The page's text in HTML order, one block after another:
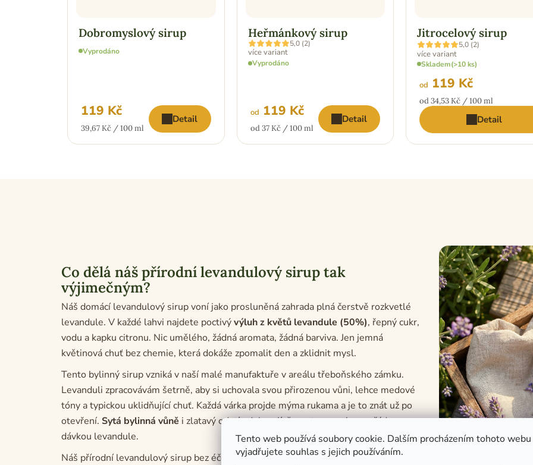
Tento web používá soubory cookie. Dalším procházením tohoto webu
vyjadřujete souhlas s jejich používáním.
Dobromyslový sirup
Vyprodáno
119 Kč
Měrná
39,67 Kč / 100 ml
Detail
Heřmánkový sirup
Průměrné
hodnocení
produktu
je
5,0 (2)
více variant
Vyprodáno
od 119 Kč
Měrná
od 37 Kč / 100 ml
Detail
Jitrocelový sirup
Průměrné
hodnocení
produktu
je
z
hvězdiček.
5,0 (2)
více variant
Skladem(>10 ks)
od 119 Kč
Měrná
cena:
od 34,53 Kč / 100 ml
Detail
Co dělá náš přírodní levandulový sirup tak
výjimečným?
Náš domácí levandulový sirup voní jako prosluněná zahrada plná čerstvě rozkvetlé
levandule. V každé lahvi najdete poctivývýluh z květů levandule (50%), řepný cukr,
vodu a kapku citronu. Nic umělého, žádná aromata, žádná barviva. Jen jemná
květinová chuť bez chemie, která dokáže zpomalit den a zklidnit mysl.
Tento bylinný sirup vzniká v naší malé manufaktuře v areálu třeboňského zámku.
Levanduli zpracovávám šetrně, aby si uchovala svou přirozenou vůni, lehce medové
tóny a typickou uklidňující chuť. Každá várka projde mýma rukama a je to znát už po
otevření. Sytá bylinná vůně i zlatavý odstín dokazují, že se tu pracuje s pořádnou
dávkou levandule.
Náš přírodní levandulový sirup bez éček milují zákazníci, kteří chtějí do nápojů i